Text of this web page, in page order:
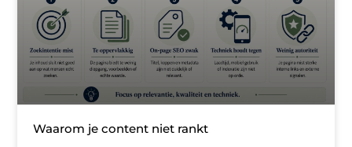
Waarom je content niet rankt